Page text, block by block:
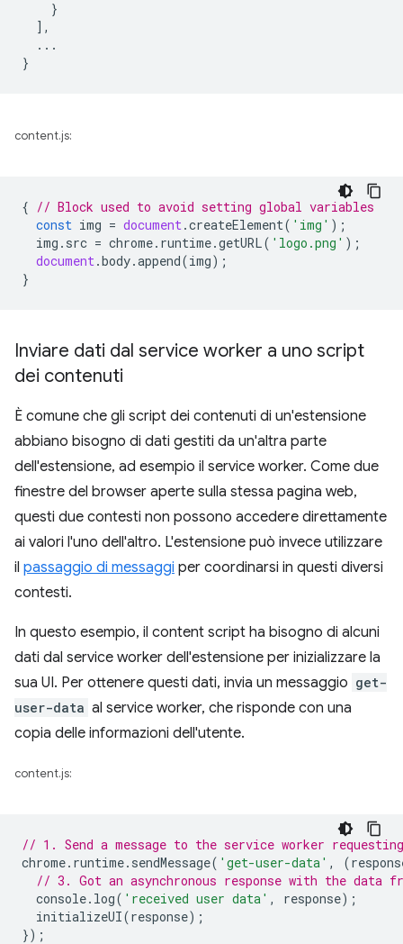
}
],
...
}
content.js:
{ // Block used to avoid setting global variables
const img = document.createElement( 'img' );
img . src = chrome. runtime.getURL( 'logo.png' );
document.body.append(img);
}
Inviare dati dal service worker a uno script
dei contenuti
È comune che gli script dei contenuti di un'estensione
abbiano bisogno di dati gestiti da un'altra parte
dell'estensione, ad esempio il service worker. Come due
finestre del browser aperte sulla stessa pagina web,
questi due contesti non possono accedere direttamente
ai valori l'uno dell'altro. L'estensione può invece utilizzare
il passaggio di messaggi per coordinarsi in questi diversi
contesti.
In questo esempio, il content script ha bisogno di alcuni
dati dal service worker dell'estensione per inizializzare la
sua UI. Per ottenere questi dati, invia un messaggio get-
user-data al service worker, che risponde con una
copia delle informazioni dell'utente.
content.js:
// 1. Send a message to the service worker
chrome. runtime. sendMessage( 'get-user-data' , (
// 3. Got an asynchronous response with the data
console. log( 'received user data' , response);
initializeUI(response);
});